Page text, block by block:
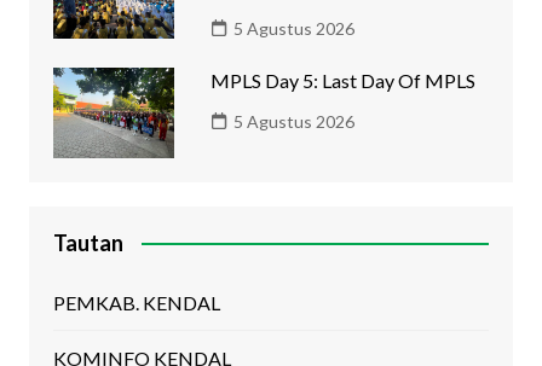
5 Agustus 2026
MPLS Day 5: Last Day Of MPLS
5 Agustus 2026
Tautan
PEMKAB. KENDAL
KOMINFO KENDAL